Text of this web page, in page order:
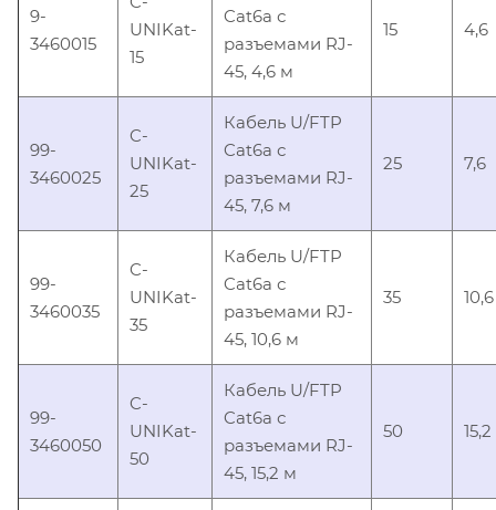
9-
3460015
UNIKat-
15
Cat6a с
разъемами RJ-
45, 4,6 м
15 4,6
99-
3460025
C-
UNIKat-
25
Кабель U/FTP
Cat6a с
разъемами RJ-
45, 7,6 м
25 7,6
99-
3460035
C-
UNIKat-
35
Кабель U/FTP
Cat6a с
разъемами RJ-
45, 10,6 м
35 10,6
99-
3460050
C-
UNIKat-
50
Кабель U/FTP
Cat6a с
разъемами RJ-
45, 15,2 м
50 15,2